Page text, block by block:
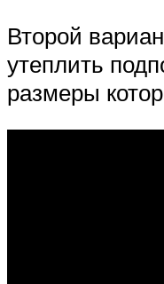
Второй
утеплить
размеры